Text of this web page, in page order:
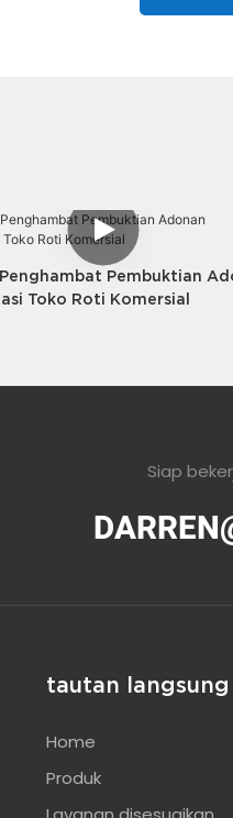
Pembuktian
Toko Roti Komersial
Siap
tautan langsung
Home
Produk